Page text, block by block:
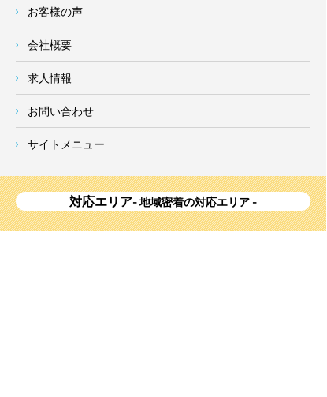
お客様の声
会社概要
求人情報
お問い合わせ
サイトメニュー
対応エリア- 地域密着の対応エリア -